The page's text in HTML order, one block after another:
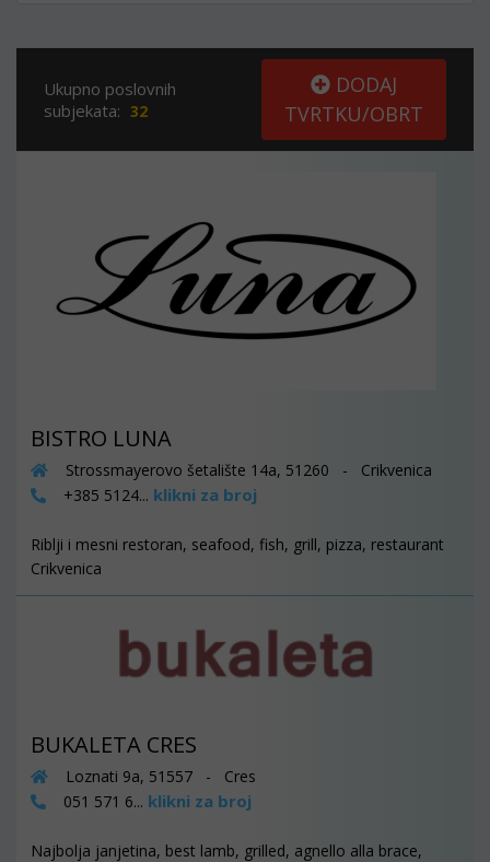
Ukupno poslovnih
subjekata: 32
DODAJ
TVRTKU/OBRT
BISTRO LUNA
Strossmayerovo šetalište 14a, 51260 - Crikvenica
+385 5124... klikni za broj
Riblji i mesni restoran, seafood, fish, grill, pizza, restaurant
Crikvenica
BUKALETA CRES
Loznati 9a, 51557 - Cres
051 571 6... klikni za broj
Najbolja janjetina, best lamb, grilled, agnello alla brace,